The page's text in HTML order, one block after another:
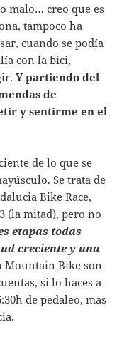
malo… creo que es
tampoco ha
cuando se podía
con la bici,
Y partiendo del
de
y sentirme en el
de lo que se
Se trata de
Bike Race,
(la mitad), pero no
etapas todas
creciente y una
Mountain Bike son
si lo haces a
de pedaleo, más